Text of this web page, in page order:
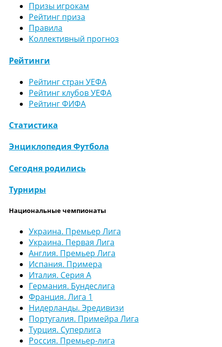
Призы игрокам
Рейтинг приза
Правила
Коллективный прогноз
Рейтинги
Рейтинг стран УЕФА
Рейтинг клубов УЕФА
Рейтинг ФИФА
Статистика
Энциклопедия Футбола
Сегодня родились
Турниры
Национальные чемпионаты
Украина. Премьер Лига
Украина. Первая Лига
Англия. Премьер Лига
Испания. Примера
Италия. Серия А
Германия. Бундеслига
Франция. Лига 1
Нидерланды. Эредивизи
Португалия. Примейра Лига
Турция. Суперлига
Россия. Премьер-лига